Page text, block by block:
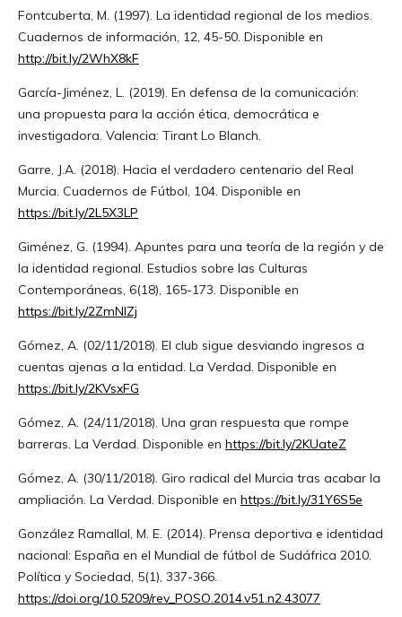
Fontcuberta, M. (1997). La identidad regional de los medios.
Cuadernos de información, 12, 45-50. Disponible en
http://bit.ly/2WhX8kF
García-Jiménez, L. (2019). En defensa de la comunicación:
una propuesta para la acción ética, democrática e
investigadora. Valencia: Tirant Lo Blanch.
Garre, J.A. (2018). Hacia el verdadero centenario del Real
Murcia. Cuadernos de Fútbol, 104. Disponible en
https://bit.ly/2L5X3LP
Giménez, G. (1994). Apuntes para una teoría de la región y de
la identidad regional. Estudios sobre las Culturas
Contemporáneas, 6(18), 165-173. Disponible en
https://bit.ly/2ZmNIZj
Gómez, A. (02/11/2018). El club sigue desviando ingresos a
cuentas ajenas a la entidad. La Verdad. Disponible en
https://bit.ly/2KVsxFG
Gómez, A. (24/11/2018). Una gran respuesta que rompe
barreras. La Verdad. Disponible en https://bit.ly/2KUateZ
Gómez, A. (30/11/2018). Giro radical del Murcia tras acabar la
ampliación. La Verdad. Disponible en https://bit.ly/31Y6S5e
González Ramallal, M. E. (2014). Prensa deportiva e identidad
nacional: España en el Mundial de fútbol de Sudáfrica 2010.
Política y Sociedad, 5(1), 337-366.
https://doi.org/10.5209/rev_POSO.2014.v51.n2.43077